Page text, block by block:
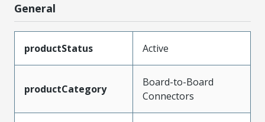
General
productStatus Active
productCategory
Board-to-Board
Connectors